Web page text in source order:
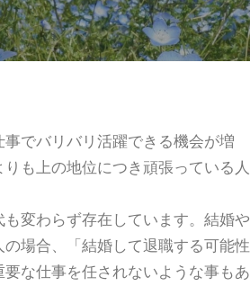
でバリバリ活躍できる機会が増
も上の地位につき頑張っている人
変わらず存在しています。結婚や
場合、「結婚して退職する可能性
な仕事を任されないような事もあ